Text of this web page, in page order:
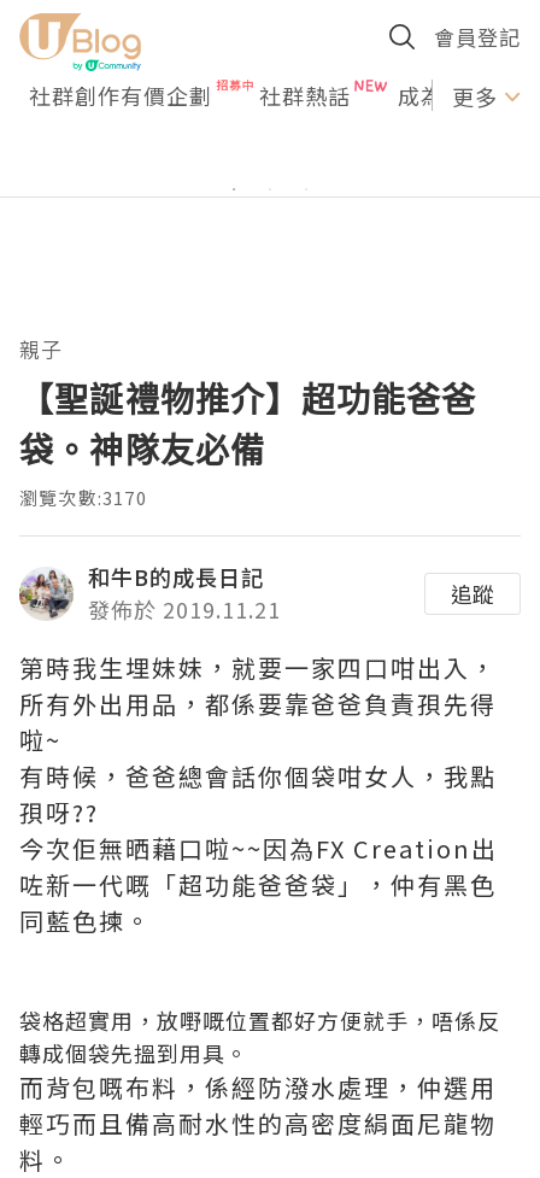
會員登記
社群創作有價企劃 社群熱話 成為U更多
親子
【聖誕禮物推介】超功能爸爸
袋。神隊友必備
瀏覽次數:3170
和牛B的成長日記
發佈於 2019.11.21
追蹤
第時我生埋妹妹，就要一家四口咁出入，
所有外出用品，都係要靠爸爸負責孭先得
啦~
有時候，爸爸總會話你個袋咁女人，我點
孭呀??
今次佢無晒藉口啦~~因為FX Creation出
咗新一代嘅「超功能爸爸袋」，仲有黑色
同藍色揀。
袋格超實用，放嘢嘅位置都好方便就手，唔係反
轉成個袋先搵到用具。
而背包嘅布料，係經防潑水處理，仲選用
輕巧而且備高耐水性的高密度絹面尼龍物
料。